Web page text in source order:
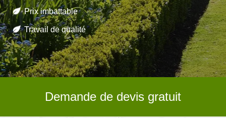
Prix imbattable
Travail de qualité
Demande de devis gratuit